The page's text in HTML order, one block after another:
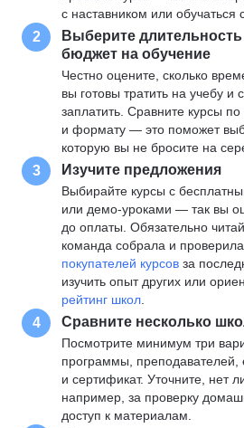
с наставником или обучаться
2
Выберите
бюджет на обучение
Честно оцените, сколько
вы готовы тратить на учебу и
заплатить. Сравните курсы
и формату — это поможет
которую вы не бросите на
3 Изучите предложения
Выбирайте курсы с
или демо-уроками — так вы
до оплаты. Обязательно
команда собрала и
покупателей курсов за
изучить опыт других или
рейтинг школ
4 Сравните несколько
Посмотрите минимум три
программы, преподавателей,
и сертификат. Уточните, нет
например, за проверку
доступ к материалам.